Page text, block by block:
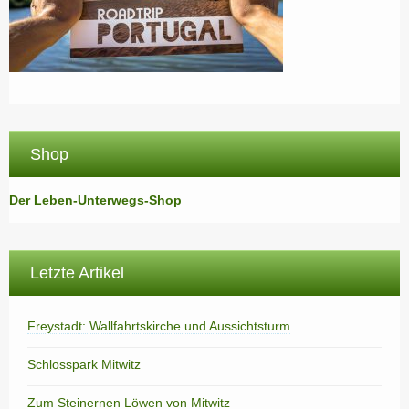
Shop
Der Leben-Unterwegs-Shop
Letzte Artikel
Freystadt: Wallfahrtskirche und Aussichtsturm
Schlosspark Mitwitz
Zum Steinernen Löwen von Mitwitz